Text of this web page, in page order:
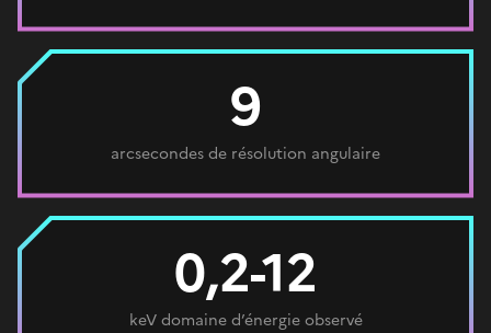
9
arcsecondes de résolution angulaire
0,2-12
keV domaine d’énergie observé